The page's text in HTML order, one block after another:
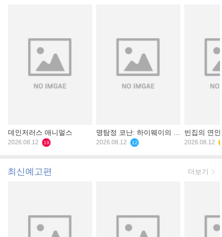
데인저러스 애니멀스
2026.08.12 19
명탐정 코난: 하이웨이의 타
천사
2026.08.12 12
빈집의 연
2026.08.12
최신예고편 더보기